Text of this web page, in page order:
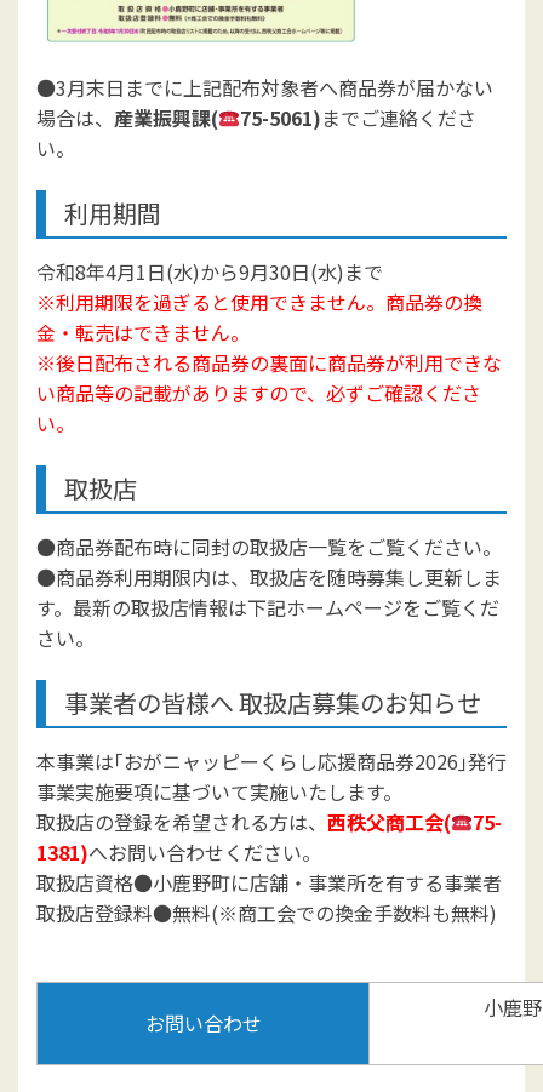
●3月末日までに上記配布対象者へ商品券が届かない
場合は、 産業振興課( 75-5061)までご連絡くださ
い。
利用期間
令和8年4月1日(水)から9月30日(水)まで
※利用期限を過ぎると使用できません。商品券の換
金・転売はできません。
※後日配布される商品券の裏面に商品券が利用できな
い商品等の記載がありますので、必ずご確認くださ
い。
取扱店
●商品券配布時に同封の取扱店一覧をご覧ください。
●商品券利用期限内は、取扱店を随時募集し更新しま
す。最新の取扱店情報は下記ホームページをご覧くだ
さい。
事業者の皆様へ 取扱店募集のお知らせ
本事業は｢おがニャッピーくらし応援商品券2026｣発行
事業実施要項に基づいて実施いたします。
取扱店の登録を希望される方は、 西秩父商工会(
75-
1381)へお問い合わせください。
取扱店資格●小鹿野町に店舗・事業所を有する事業者
取扱店登録料●無料(※商工会での換金手数料も無料)
お問い合わせ
小鹿